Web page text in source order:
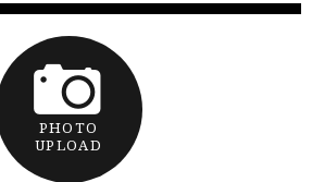
PHOTO
UPLOAD